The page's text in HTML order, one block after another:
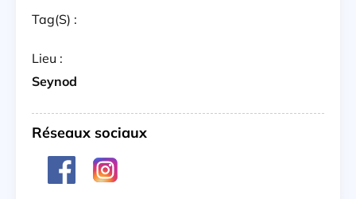
Tag(s) :
Lieu :
Seynod
Réseaux sociaux